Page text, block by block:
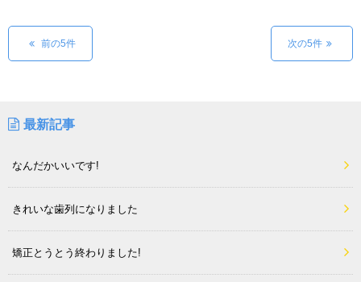
前の5件 次の5件
最新記事
なんだかいいです!
きれいな歯列になりました
矯正とうとう終わりました!